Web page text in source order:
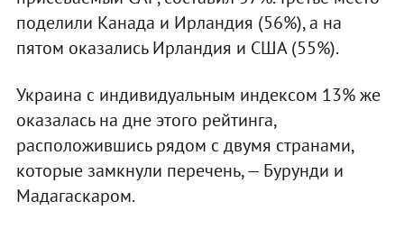
поделили Канада и Ирландия (56%), а на
пятом оказались Ирландия и США (55%).
Украина с индивидуальным индексом 13% же
оказалась на дне этого рейтинга,
расположившись рядом с двумя странами,
которые замкнули перечень, — Бурунди и
Мадагаскаром.